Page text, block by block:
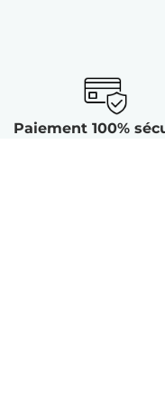
Paiement 100%